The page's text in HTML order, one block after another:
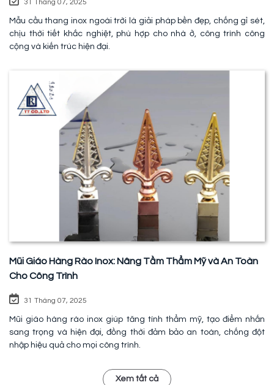
31 Tháng 07, 2025
Mẫu cầu thang inox ngoài trời là giải pháp bền đẹp, chống gỉ sét,
chịu thời tiết khắc nghiệt, phù hợp cho nhà ở, công trình công
cộng và kiến trúc hiện đại.
Mũi Giáo Hàng Rào Inox: Nâng Tầm Thẩm Mỹ và An Toàn
Cho Công Trình
31 Tháng 07, 2025
Mũi giáo hàng rào inox giúp tăng tính thẩm mỹ, tạo điểm nhấn
sang trọng và hiện đại, đồng thời đảm bảo an toàn, chống đột
nhập hiệu quả cho mọi công trình.
Xem tất cả